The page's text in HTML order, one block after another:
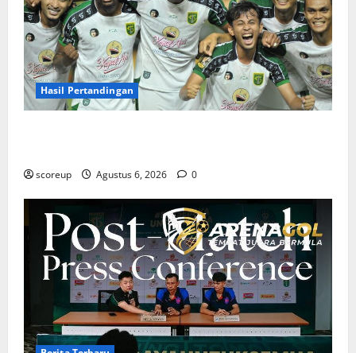
Hasil Pertandingan
scoreup Agustus 6, 2026 0